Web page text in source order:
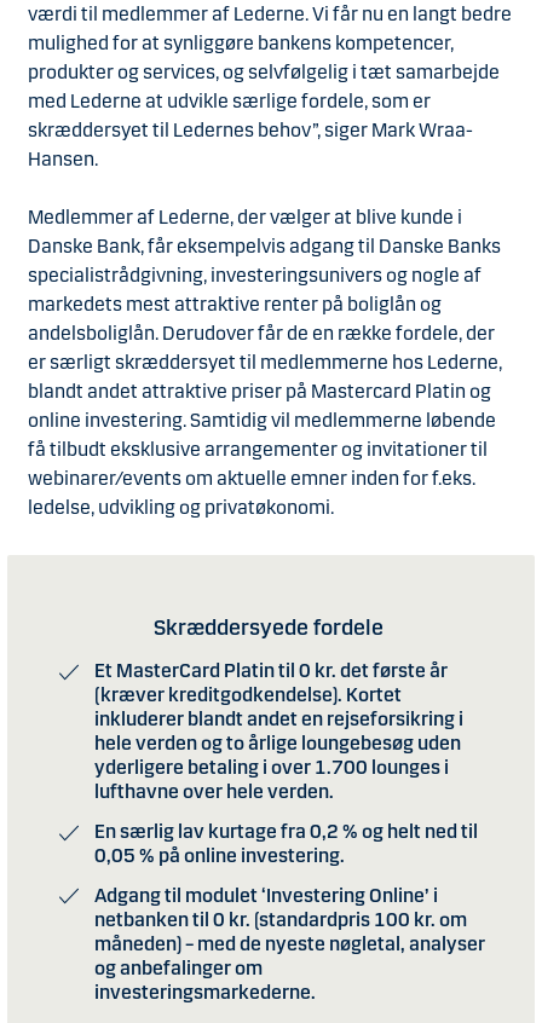
værdi til medlemmer af Lederne. Vi får nu en langt bedre
mulighed for at synliggøre bankens kompetencer,
produkter og services, og selvfølgelig i tæt samarbejde
med Lederne at udvikle særlige fordele, som er
skræddersyet til Ledernes behov”, siger Mark Wraa-
Hansen.
Medlemmer af Lederne, der vælger at blive kunde i
Danske Bank, får eksempelvis adgang til Danske Banks
specialistrådgivning, investeringsunivers og nogle af
markedets mest attraktive renter på boliglån og
andelsboliglån. Derudover får de en række fordele, der
er særligt skræddersyet til medlemmerne hos Lederne,
blandt andet attraktive priser på Mastercard Platin og
online investering. Samtidig vil medlemmerne løbende
få tilbudt eksklusive arrangementer og invitationer til
webinarer/events om aktuelle emner inden for f.eks.
ledelse, udvikling og privatøkonomi.
Skræddersyede fordele
Et MasterCard Platin til 0 kr. det første år
(kræver kreditgodkendelse). Kortet
inkluderer blandt andet en rejseforsikring i
hele verden og to årlige loungebesøg uden
yderligere betaling i over 1.700 lounges i
lufthavne over hele verden.
En særlig lav kurtage fra 0,2 % og helt ned til
0,05 % på online investering.
Adgang til modulet ‘Investering Online’ i
netbanken til 0 kr. (standardpris 100 kr. om
måneden) – med de nyeste nøgletal, analyser
og anbefalinger om
investeringsmarkederne.